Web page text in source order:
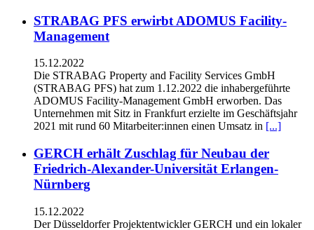
STRABAG PFS erwirbt ADOMUS Facility-
Management
15.12.2022
Die STRABAG Property and Facility Services GmbH
(STRABAG PFS) hat zum 1.12.2022 die inhabergeführte
ADOMUS Facility-Management GmbH erworben. Das
Unternehmen mit Sitz in Frankfurt erzielte im Geschäftsjahr
2021 mit rund 60 Mitarbeiter:innen einen Umsatz in [...]
GERCH erhält Zuschlag für Neubau der
Friedrich-Alexander-Universität Erlangen-
Nürnberg
15.12.2022
Der Düsseldorfer Projektentwickler GERCH und ein lokaler